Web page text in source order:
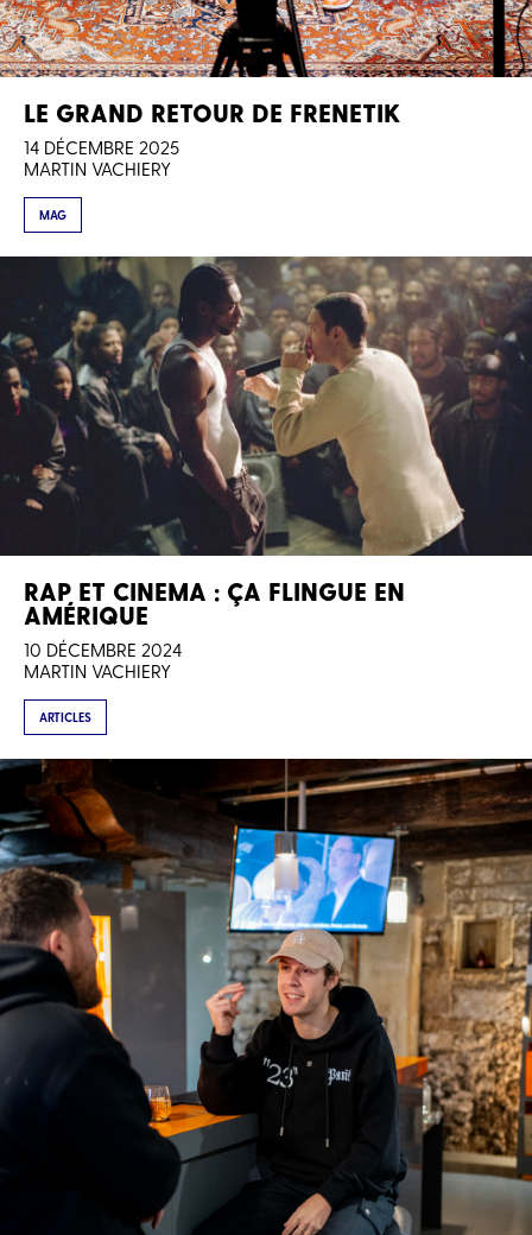
LE GRAND RETOUR DE FRENETIK
14 DÉCEMBRE 2025
MARTIN VACHIERY
MAG
RAP ET CINEMA : ÇA FLINGUE EN
AMÉRIQUE
10 DÉCEMBRE 2024
MARTIN VACHIERY
ARTICLES